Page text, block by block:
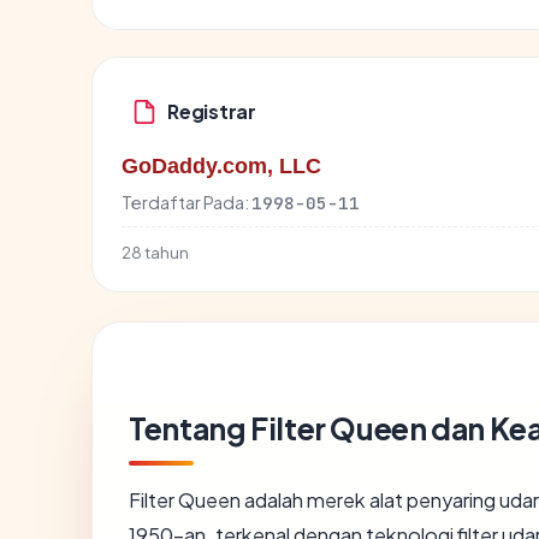
Registrar
GoDaddy.com, LLC
Terdaftar Pada: 1998-05-11
28 tahun
Tentang Filter Queen dan
Filter Queen adalah merek alat penyaring